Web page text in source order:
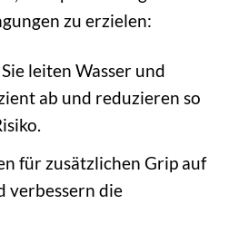
zu erzielen:
Sie leiten Wasser und
ab und reduzieren so
für zusätzlichen Grip auf
verbessern die